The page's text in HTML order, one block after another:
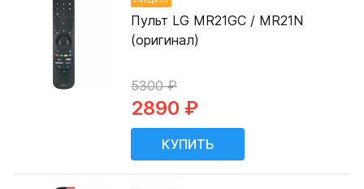
Пульт LG MR21GC / MR21N
(оригинал)
5300 ₽
2890 ₽